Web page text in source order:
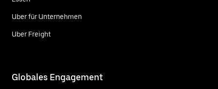
Uber für Unternehmen
Uber Freight
Globales Engagement